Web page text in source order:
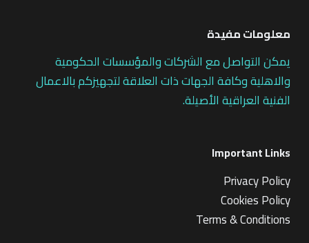
معلومات مفيدة
يمكن التواصل مع الشركات والمؤسسات الحكومية
والاهلية وكافة الجهات ذات العلاقة لتجهيزكم بالاعمال
الفنية العراقية الأصيلة.
Important Links
Privacy Policy
Cookies Policy
Terms & Conditions